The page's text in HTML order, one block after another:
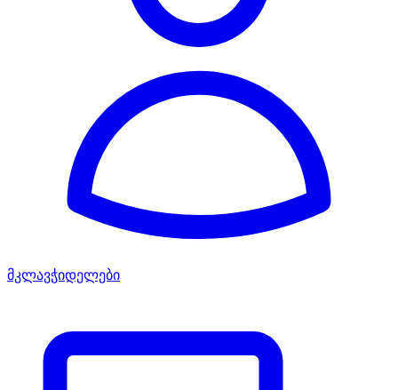
მკლავჭიდელები